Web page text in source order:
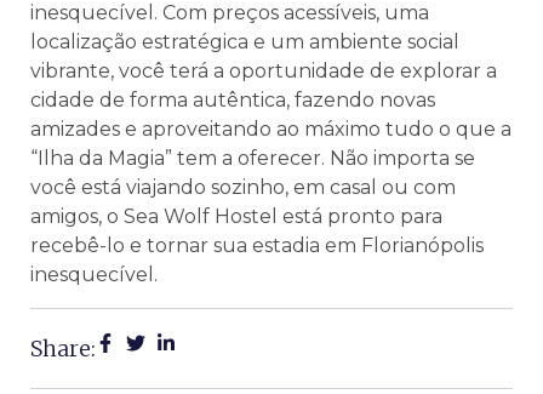
inesquecível. Com preços acessíveis, uma
localização estratégica e um ambiente social
vibrante, você terá a oportunidade de explorar a
cidade de forma autêntica, fazendo novas
amizades e aproveitando ao máximo tudo o que a
“Ilha da Magia” tem a oferecer. Não importa se
você está viajando sozinho, em casal ou com
amigos, o Sea Wolf Hostel está pronto para
recebê-lo e tornar sua estadia em Florianópolis
inesquecível.
Share: